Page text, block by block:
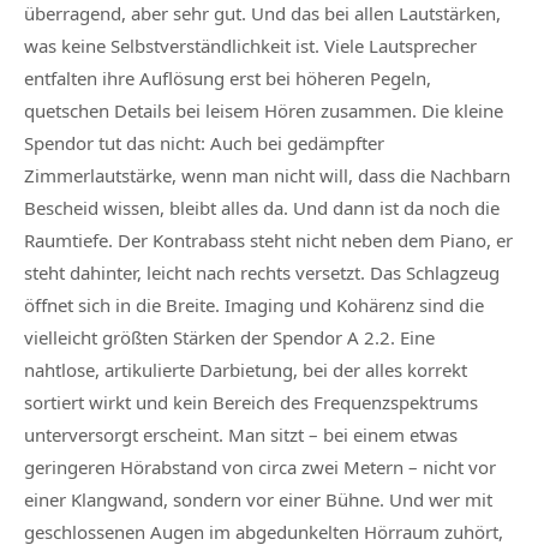
überragend, aber sehr gut. Und das bei allen Lautstärken,
was keine Selbstverständlichkeit ist. Viele Lautsprecher
entfalten ihre Auflösung erst bei höheren Pegeln,
quetschen Details bei leisem Hören zusammen. Die kleine
Spendor tut das nicht: Auch bei gedämpfter
Zimmerlautstärke, wenn man nicht will, dass die Nachbarn
Bescheid wissen, bleibt alles da. Und dann ist da noch die
Raumtiefe. Der Kontrabass steht nicht neben dem Piano, er
steht dahinter, leicht nach rechts versetzt. Das Schlagzeug
öffnet sich in die Breite. Imaging und Kohärenz sind die
vielleicht größten Stärken der Spendor A 2.2. Eine
nahtlose, artikulierte Darbietung, bei der alles korrekt
sortiert wirkt und kein Bereich des Frequenzspektrums
unterversorgt erscheint. Man sitzt – bei einem etwas
geringeren Hörabstand von circa zwei Metern – nicht vor
einer Klangwand, sondern vor einer Bühne. Und wer mit
geschlossenen Augen im abgedunkelten Hörraum zuhört,